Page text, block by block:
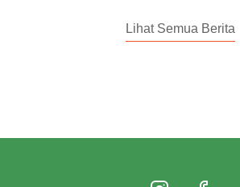
Lihat Semua Berita